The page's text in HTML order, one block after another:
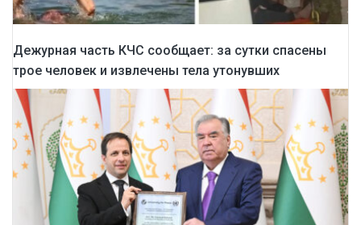
Дежурная часть КЧС сообщает: за сутки спасены
трое человек и извлечены тела утонувших